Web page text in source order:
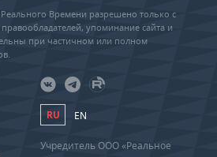
Времени разрешено только с
упоминание сайта и
при частичном или полном
RU EN
Учредитель ООО «Реальное